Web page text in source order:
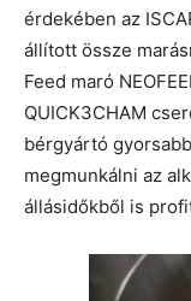
érdekében az
állított össze
Feed maró
QUICK3CHAM
bérgyártó
megmunkálni az
állásidőkből is